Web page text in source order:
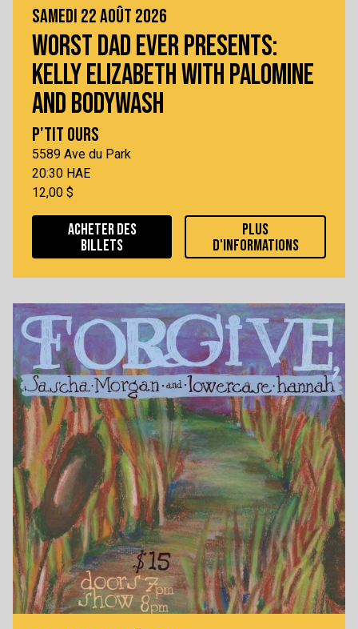
SAMEDI 22 AOÛT 2026
WORST DAD EVER PRESENTS:
KELLY ELIZABETH WITH PALOMINE
AND BODYWASH
P'TIT OURS
5589 Ave du Park
20:30 HAE
12,00 $
ACHETER DES
BILLETS
PLUS
D'INFORMATIONS